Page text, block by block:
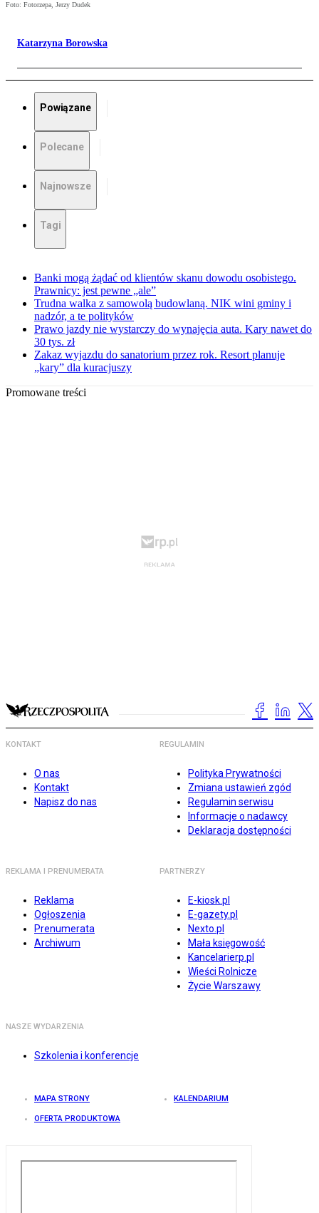
Foto: Fotorzepa, Jerzy Dudek
Katarzyna Borowska
Powiązane
Polecane
Najnowsze
Tagi
Banki mogą żądać od klientów skanu dowodu osobistego.
Prawnicy: jest pewne „ale”
Trudna walka z samowolą budowlaną. NIK wini gminy i
nadzór, a te polityków
Prawo jazdy nie wystarczy do wynajęcia auta. Kary nawet do
30 tys. zł
Zakaz wyjazdu do sanatorium przez rok. Resort planuje
„kary” dla kuracjuszy
Promowane treści
KONTAKT
O nas
Kontakt
Napisz do nas
REGULAMIN
Polityka Prywatności
Zmiana ustawień zgód
Regulamin serwisu
Informacje o nadawcy
Deklaracja dostępności
REKLAMA I PRENUMERATA
Reklama
Ogłoszenia
Prenumerata
Archiwum
PARTNERZY
E-kiosk.pl
E-gazety.pl
Nexto.pl
Mała księgowość
Kancelarierp.pl
Wieści Rolnicze
Życie Warszawy
NASZE WYDARZENIA
Szkolenia i konferencje
MAPA STRONY KALENDARIUM
OFERTA PRODUKTOWA